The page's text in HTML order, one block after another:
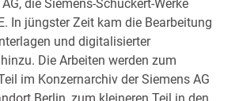
die Siemens-Schuckert-Werke
In jüngster Zeit kam die Bearbeitung
und digitalisierter
Die Arbeiten werden zum
im Konzernarchiv der Siemens AG